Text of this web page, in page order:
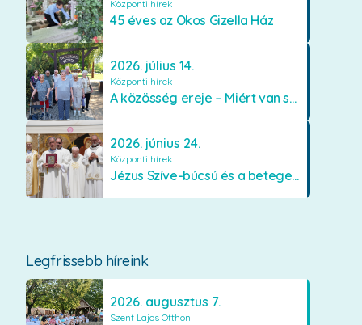
Központi hírek
45 éves az Okos Gizella Ház
2026. július 14.
Központi hírek
A közösség ereje – Miért van szükségünk egymásra?
2026. június 24.
Központi hírek
Jézus Szíve-búcsú és a betegek kenetének közösségi kiszolgáltatása Mátraverebély-Szentkúton
Legfrissebb híreink
2026. augusztus 7.
Szent Lajos Otthon